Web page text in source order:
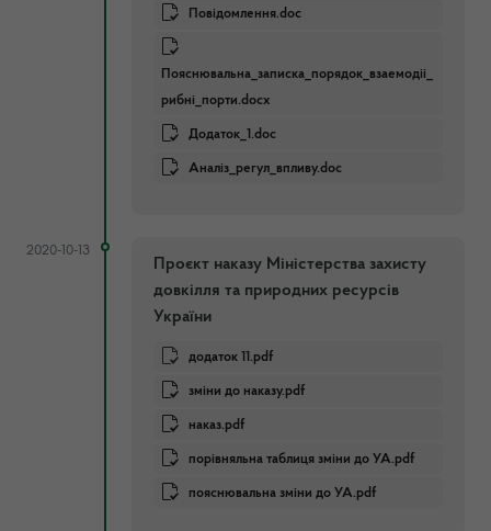
Повідомлення.doc
Пояснювальна_записка_порядок_взаeмодii_
рибнi_порти.docx
Додаток_1.doc
Аналiз_регул_впливу.doc
2020-10-13
Проєкт наказу Міністерства захисту
довкілля та природних ресурсів
України
додаток 11.pdf
зміни до наказу.pdf
наказ.pdf
порівняльна таблиця зміни до УА.pdf
пояснювальна зміни до УА.pdf